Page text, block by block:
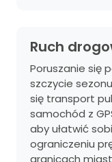
Ruch
Poruszanie się
szczycie
się transport
samochód z
aby ułatwić
ograniczeniu
granicach